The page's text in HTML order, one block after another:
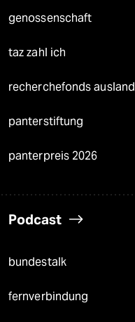
genossenschaft
taz zahl ich
recherchefonds ausland
panterstiftung
panterpreis 2026
Podcast
bundestalk
fernverbindung